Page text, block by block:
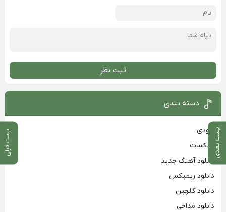
پست بعدی پست قبلی
ثبت نظر
دسته بندی
بزودی
پادکست
دانلود آهنگ جدید
دانلود ریمیکس
دانلود گلچین
دانلود مداحی